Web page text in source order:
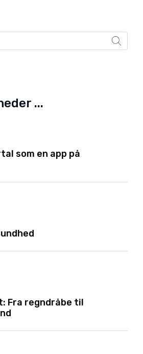
...
som en app på
Fra regndråbe til